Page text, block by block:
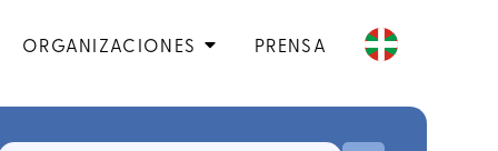
ORGANIZACIONES PRENSA